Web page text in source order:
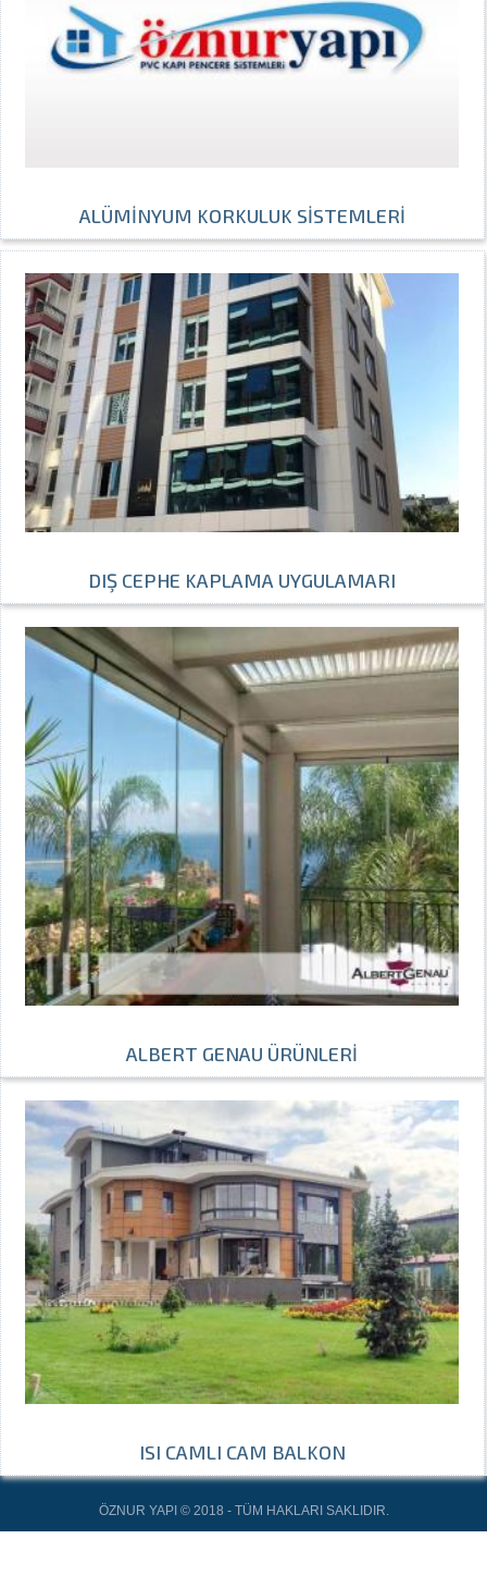
ALÜMİNYUM KORKULUK SİSTEMLERİ
DIŞ CEPHE KAPLAMA UYGULAMARI
ALBERT GENAU ÜRÜNLERİ
ISI CAMLI CAM BALKON
ÖZNUR YAPI © 2018 - TÜM HAKLARI SAKLIDIR.